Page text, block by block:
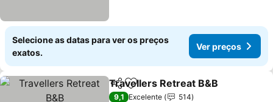
Selecione as datas para ver os preços
exatos.
Ver preços
PartilharAdicionar aos favoritos
Travellers Retreat B&B
9,1 Excelente
514